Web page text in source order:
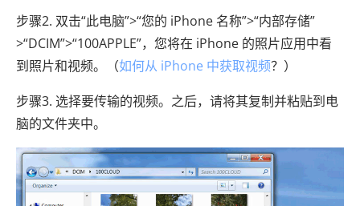
步骤2. 双击“此电脑”>“您的 iPhone 名称”>“内部存储”
>“DCIM”>“100APPLE”，您将在 iPhone 的照片应用中看
到照片和视频。（如何从 iPhone 中获取视频？）
步骤3. 选择要传输的视频。之后，请将其复制并粘贴到电
脑的文件夹中。